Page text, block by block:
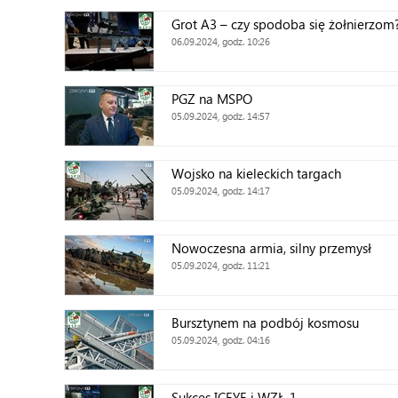
Grot A3 – czy spodoba się
06.09.2024, godz. 10:26
PGZ na MSPO
05.09.2024, godz. 14:57
Wojsko na kieleckich targach
05.09.2024, godz. 14:17
Nowoczesna armia, silny przemysł
05.09.2024, godz. 11:21
Bursztynem na podbój kosmosu
05.09.2024, godz. 04:16